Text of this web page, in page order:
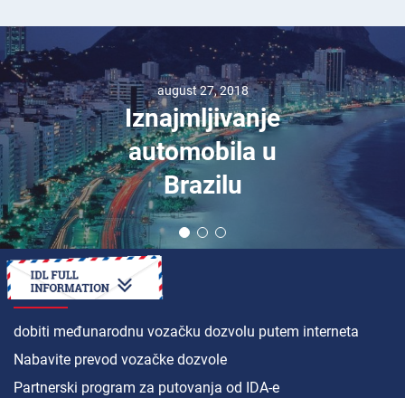
august 27, 2018
Iznajmljivanje
automobila u
Brazilu
KAKO
dobiti međunarodnu vozačku dozvolu putem interneta
Nabavite prevod vozačke dozvole
Partnerski program za putovanja od IDA-e